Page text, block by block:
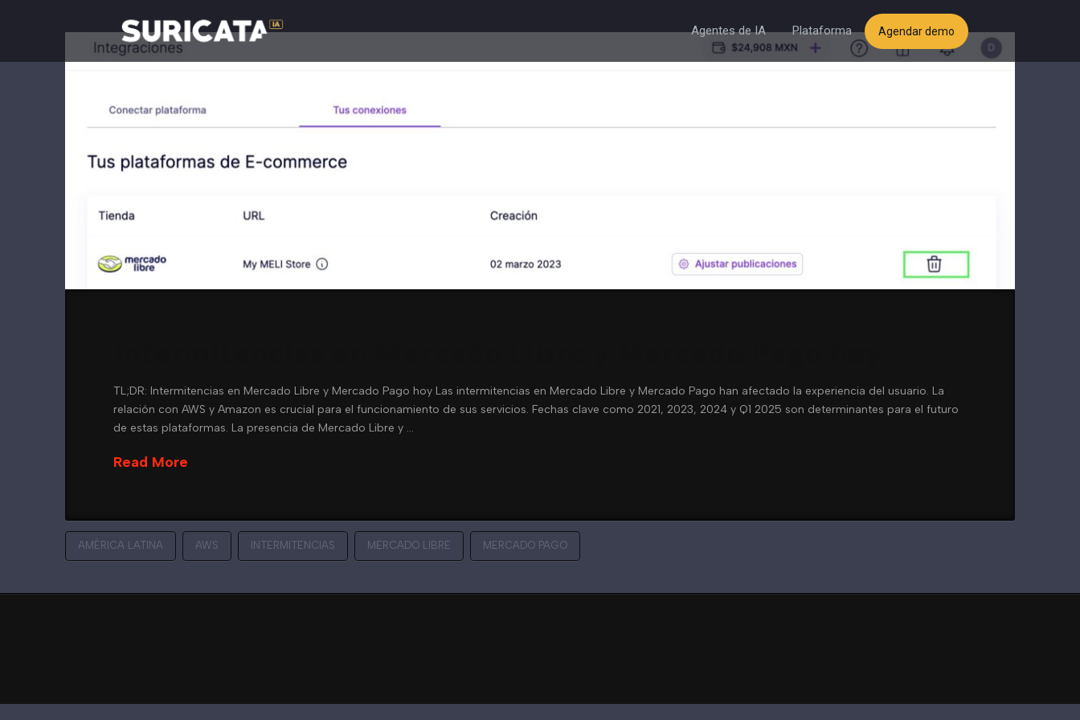
Agentes de IA Plataforma Agendar demo
TL;DR: Intermitencias en Mercado Libre y Mercado Pago hoy Las intermitencias en Mercado Libre y Mercado Pago han afectado la experiencia del usuario. La
relación con AWS y Amazon es crucial para el funcionamiento de sus servicios. Fechas clave como 2021, 2023, 2024 y Q1 2025 son determinantes para el futuro
de estas plataformas. La presencia de Mercado Libre y …
Read More
AMÉRICA LATINA AWS INTERMITENCIAS MERCADO LIBRE MERCADO PAGO